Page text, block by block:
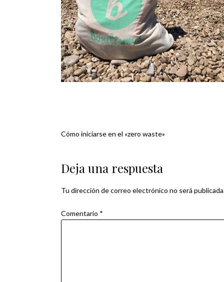
Navegación
de
entradas
Cómo iniciarse en el «zero waste»
Deja una respuesta
Tu dirección de correo electrónico no será
Comentario *